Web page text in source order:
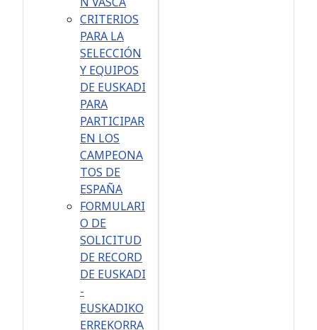
CRITERIOS
PARA LA
SELECCIÓN
Y EQUIPOS
DE EUSKADI
PARA
PARTICIPAR
EN LOS
CAMPEONA
TOS DE
ESPAÑA
FORMULARI
O DE
SOLICITUD
DE RECORD
DE EUSKADI
-
EUSKADIKO
ERREKORRA